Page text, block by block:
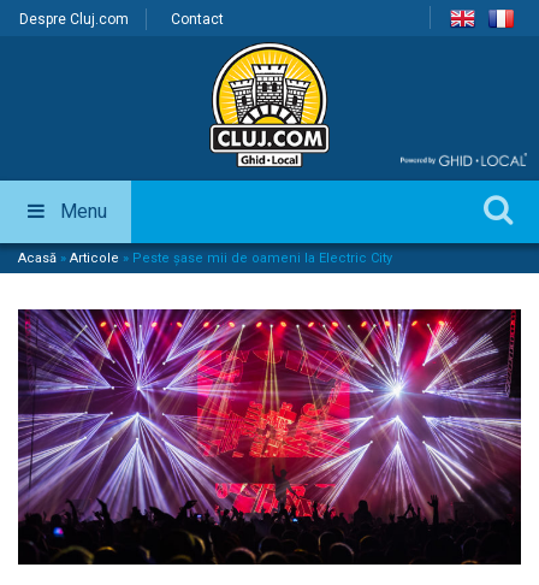
Despre Cluj.com Contact
Menu
Acasă » Articole » Peste șase mii de oameni la Electric City